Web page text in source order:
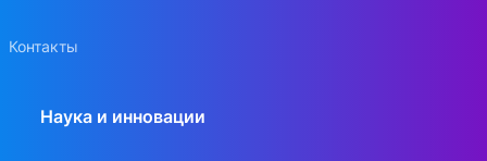
Контакты
Наука и инновации